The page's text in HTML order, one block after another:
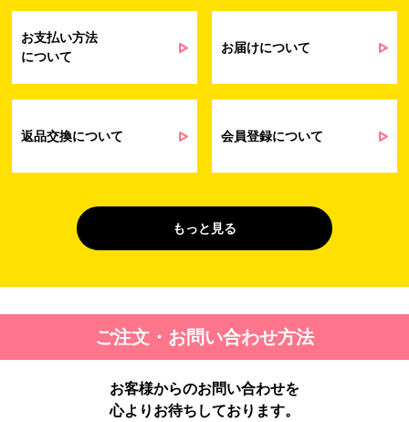
は営業およびマーケティング活動（セミナ
ターなど）に関連する情報を、電子メー
問い合わせへの対応のため
た場合のご対応のため
受託業務
（間接取得）
契約した小売店より委託された先への納
４. 個人情報を第三者に提供することが予定される場合の事項
第三者に提供する目的：パーソナライズ広告配信および効果測定・
最適化のため。
提供する個人情報の項目：Cookie 等の識別子、広告 ID、閲覧・行
動履歴、IP、ブラウザ・端末情報、（同意時）メールアドレス等の
提供の手段又は方法：当社ウェブサイトのタグ・SDK・API 等に
お支払い方法
について
お届けについて
返品交換について 会員登録について
もっと見る
ご注文・お問い合わせ方法
お客様からのお問い合わせを
心よりお待ちしております。